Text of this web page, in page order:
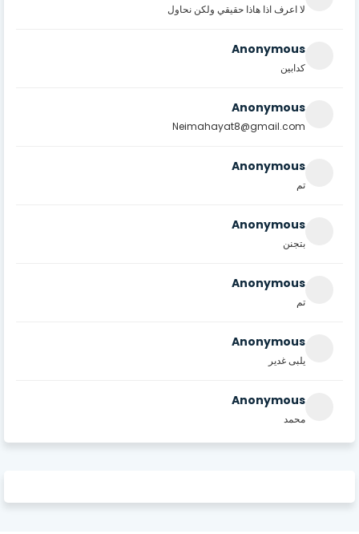
لا اعرف اذا هاذا حقيقي ولكن نحاول
Anonymous
كدابين
Anonymous
Neimahayat8@gmail.com
Anonymous
تم
Anonymous
بتجنن
Anonymous
تم
Anonymous
يلبى غدير
Anonymous
محمد